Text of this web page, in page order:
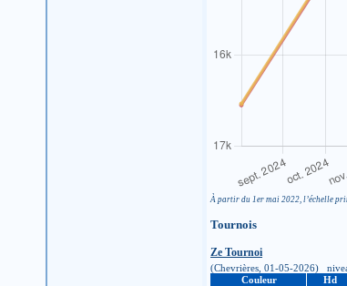
À partir du 1er mai 2022, l’échelle
Tournois
Ze Tournoi
(Chevrières, 01-05-2026)
Couleur
Hd